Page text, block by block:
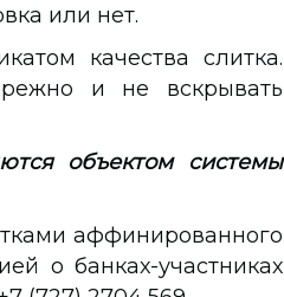
или нет.
качества слитка.
и не вскрывать
объектом системы
аффинированного
о банках-участниках